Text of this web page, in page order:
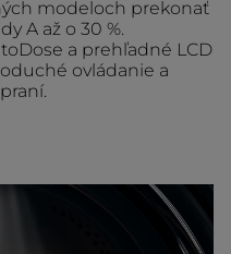
modeloch prekonať
A až o 30 %.
a prehľadné LCD
ovládanie a